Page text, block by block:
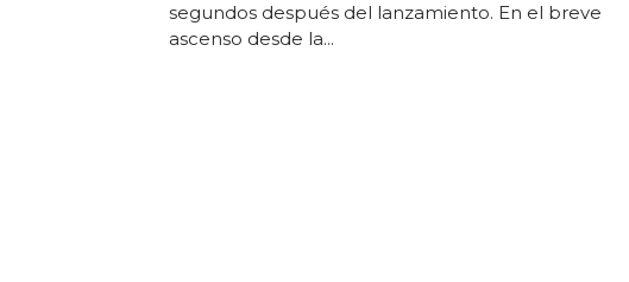
segundos después del lanzamiento. En el breve
ascenso desde la...